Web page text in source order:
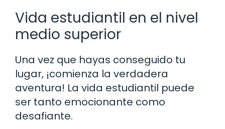
Vida estudiantil en el nivel
medio superior
Una vez que hayas conseguido tu
lugar, ¡comienza la verdadera
aventura! La vida estudiantil puede
ser tanto emocionante como
desafiante.